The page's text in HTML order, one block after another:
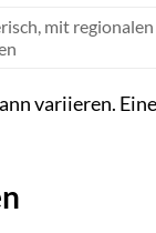
mit
variieren.